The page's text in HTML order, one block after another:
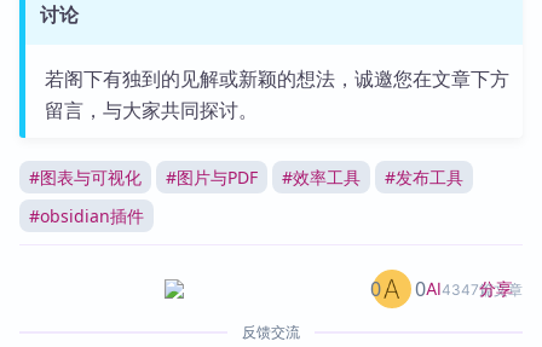
讨论
若阁下有独到的见解或新颖的想法，诚邀您在文章下方
留言，与大家共同探讨。
#图表与可视化 #图片与PDF #效率工具 #发布工具
#obsidian插件
AI4347篇文章
0 0 分享
反馈交流